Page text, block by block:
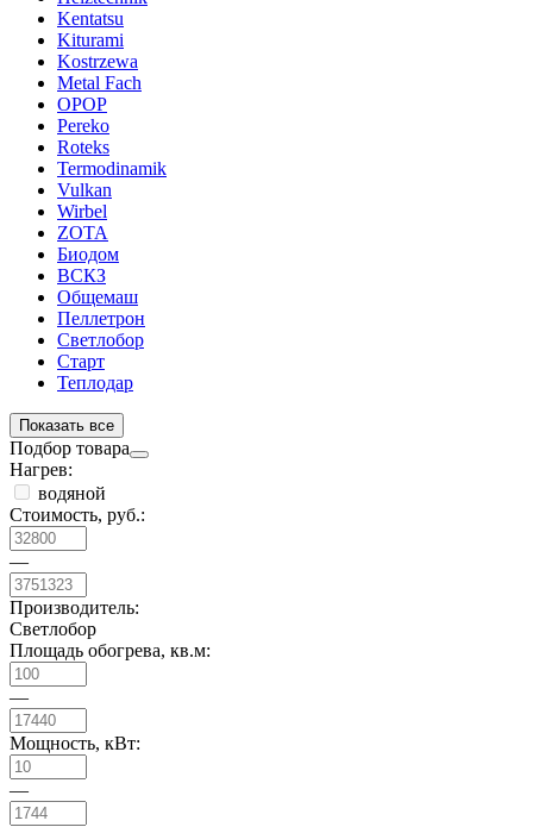
Kentatsu
Kiturami
Kostrzewa
Metal Fach
OPOP
Pereko
Roteks
Termodinamik
Vulkan
Wirbel
ZOTA
Биодом
ВСКЗ
Общемаш
Пеллетрон
Светлобор
Старт
Теплодар
Показать все
Подбор товара
Нагрев:
водяной
Стоимость, руб.:
—
Производитель:
Светлобор
Площадь обогрева, кв.м:
—
Мощность, кВт:
—